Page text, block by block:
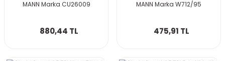
MANN Marka CU26009
880,44 TL
MANN Marka W712/95
475,91 TL